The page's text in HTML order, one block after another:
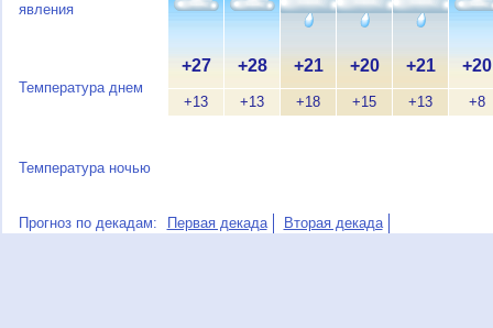
явления
Температура днем
Температура ночью
+27
+13
+28
+13
+21
+18
+20
+15
+21
+13
+20
+8
Прогноз по декадам: Первая декада Вторая декада